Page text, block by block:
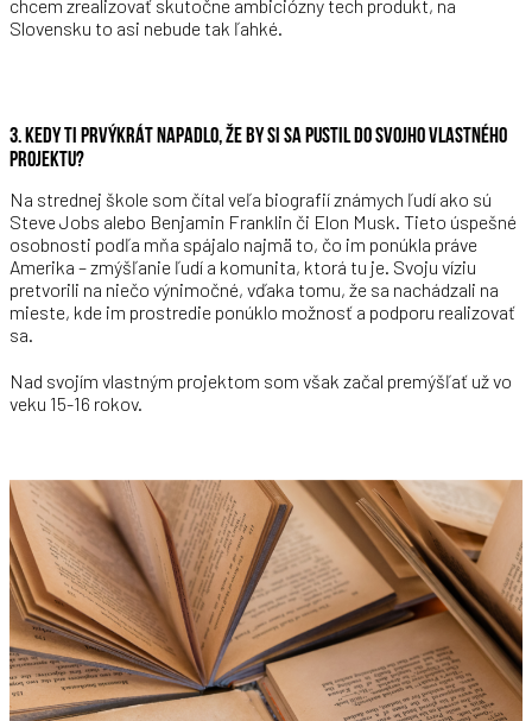
chcem zrealizovať skutočne ambiciózny tech produkt, na
Slovensku to asi nebude tak ľahké.
3. KEDY TI PRVÝKRÁT NAPADLO, ŽE BY SI SA PUSTIL DO SVOJHO VLASTNÉHO
PROJEKTU?
Na strednej škole som čítal veľa biografií známych ľudí ako sú
Steve Jobs alebo Benjamin Franklin či Elon Musk. Tieto úspešné
osobnosti podľa mňa spájalo najmä to, čo im ponúkla práve
Amerika – zmýšľanie ľudí a komunita, ktorá tu je. Svoju víziu
pretvorili na niečo výnimočné, vďaka tomu, že sa nachádzali na
mieste, kde im prostredie ponúklo možnosť a podporu realizovať
sa.
Nad svojím vlastným projektom som však začal premýšľať už vo
veku 15-16 rokov.